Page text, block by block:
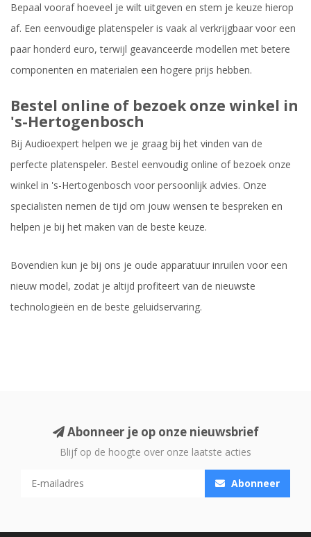
Bepaal vooraf hoeveel je wilt uitgeven en stem je keuze hierop
af. Een eenvoudige platenspeler is vaak al verkrijgbaar voor een
paar honderd euro, terwijl geavanceerde modellen met betere
componenten en materialen een hogere prijs hebben.
Bestel online of bezoek onze winkel in
's-Hertogenbosch
Bij Audioexpert helpen we je graag bij het vinden van de
perfecte platenspeler. Bestel eenvoudig online of bezoek onze
winkel in 's-Hertogenbosch voor persoonlijk advies. Onze
specialisten nemen de tijd om jouw wensen te bespreken en
helpen je bij het maken van de beste keuze.
Bovendien kun je bij ons je oude apparatuur inruilen voor een
nieuw model, zodat je altijd profiteert van de nieuwste
technologieën en de beste geluidservaring.
Abonneer je op onze nieuwsbrief
Blijf op de hoogte over onze laatste acties
Abonneer